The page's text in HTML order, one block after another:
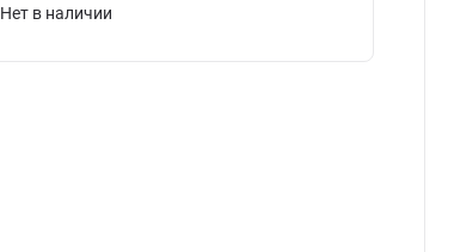
Нет в наличии